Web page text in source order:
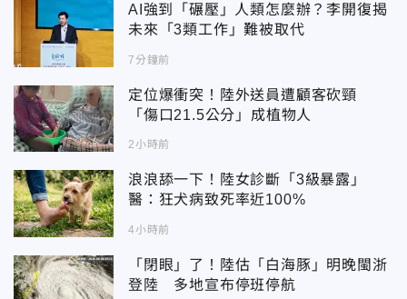
AI強到「碾壓」人類怎麼辦？李開復揭
未來「3類工作」難被取代
7分鐘前
定位爆衝突！陸外送員遭顧客砍頸
「傷口21.5公分」成植物人
2小時前
浪浪舔一下！陸女診斷「3級暴露」
醫：狂犬病致死率近100%
4小時前
「閉眼」了！陸估「白海豚」明晚閩浙
登陸 多地宣布停班停航